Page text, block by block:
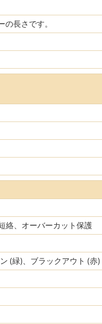
長さです。
絡、オーバーカット保護
(緑)、ブラックアウト (赤)